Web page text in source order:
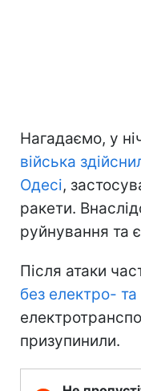
Нагадаємо, у
війська
Одесі,
ракети.
руйнування та
Після атаки
без електро-
призупинили.